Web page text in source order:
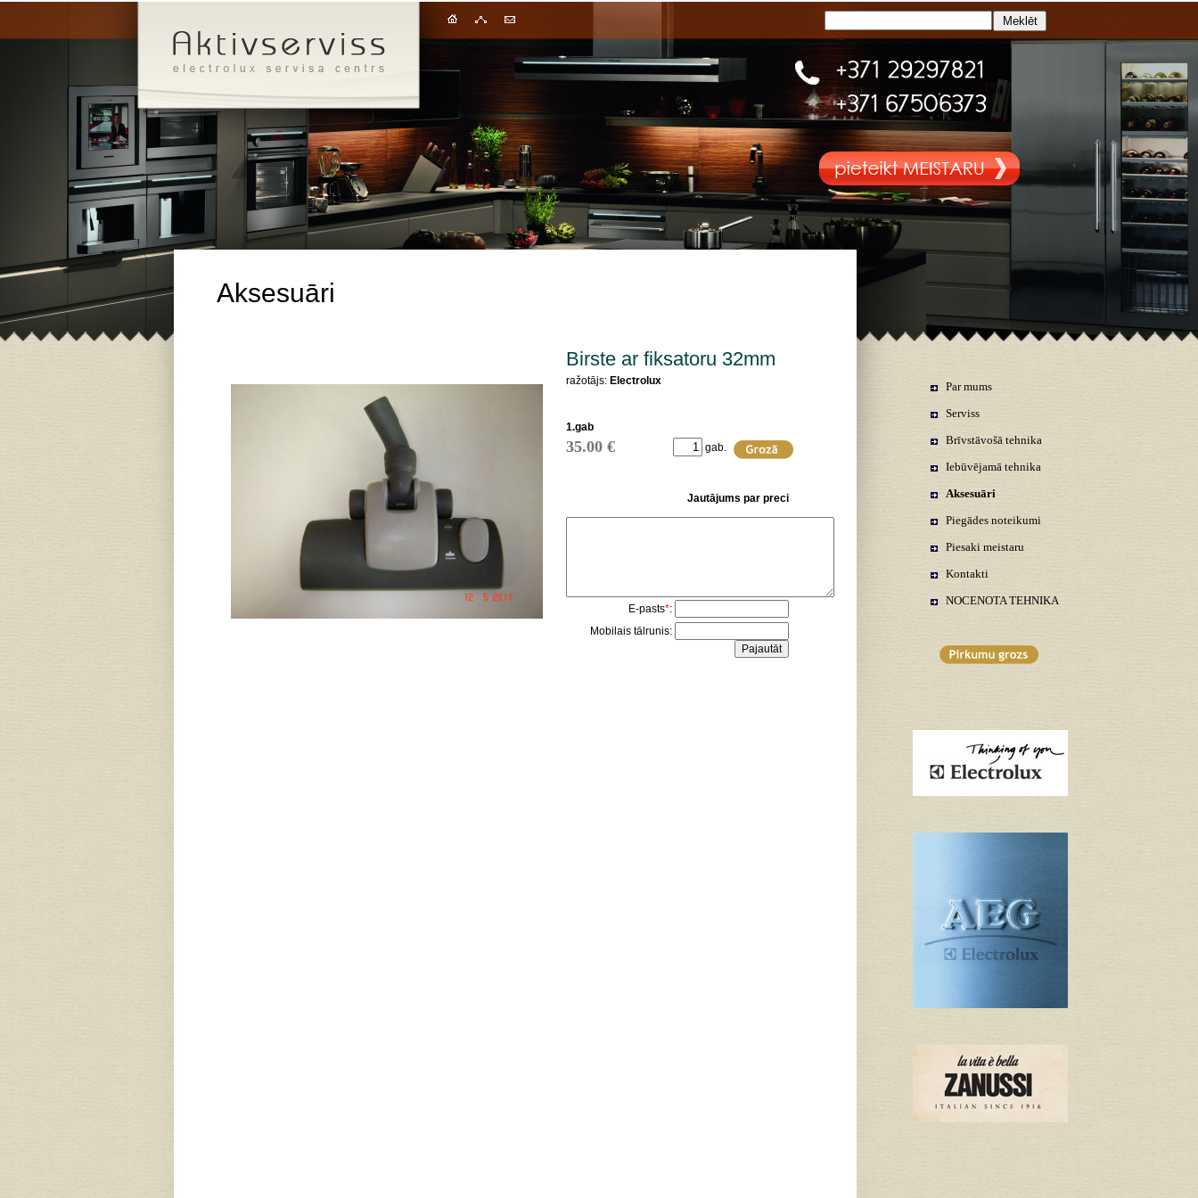
Aksesuāri
Birste ar fiksatoru 32mm
ražotājs: Electrolux
1.gab
35.00 € gab.
Jautājums par preci
E-pasts*:
Mobilais tālrunis:
Par mums
Serviss
Brīvstāvošā tehnika
Iebūvējamā tehnika
Aksesuāri
Piegādes noteikumi
Piesaki meistaru
Kontakti
NOCENOTA TEHNIKA